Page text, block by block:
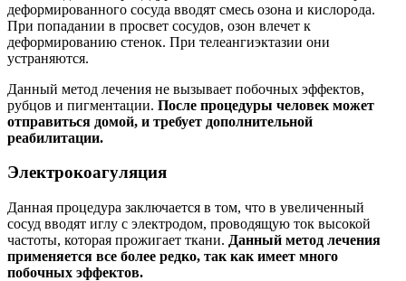
деформированного сосуда вводят смесь озона и кислорода.
При попадании в просвет сосудов, озон влечет к
деформированию стенок. При телеангиэктазии они
устраняются.
Данный метод лечения не вызывает побочных эффектов,
рубцов и пигментации. После процедуры человек может
отправиться домой, и требует дополнительной
реабилитации.
Электрокоагуляция
Данная процедура заключается в том, что в увеличенный
сосуд вводят иглу с электродом, проводящую ток высокой
частоты, которая прожигает ткани. Данный метод лечения
применяется все более редко, так как имеет много
побочных эффектов.